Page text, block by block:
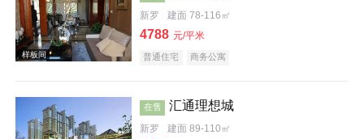
效果图
新罗 建面 78-116㎡
4788 元/平米
普通住宅 商务公寓
在售 汇通理想城
新罗 建面 89-110㎡